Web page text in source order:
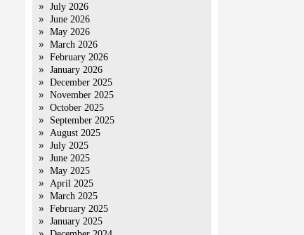
July 2026
June 2026
May 2026
March 2026
February 2026
January 2026
December 2025
November 2025
October 2025
September 2025
August 2025
July 2025
June 2025
May 2025
April 2025
March 2025
February 2025
January 2025